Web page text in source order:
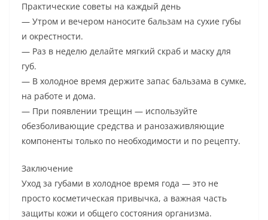
Практические советы на каждый день
— Утром и вечером наносите бальзам на сухие губы
и окрестности.
— Раз в неделю делайте мягкий скраб и маску для
губ.
— В холодное время держите запас бальзама в сумке,
на работе и дома.
— При появлении трещин — используйте
обезболивающие средства и ранозаживляющие
компоненты только по необходимости и по рецепту.
Заключение
Уход за губами в холодное время года — это не
просто косметическая привычка, а важная часть
защиты кожи и общего состояния организма.